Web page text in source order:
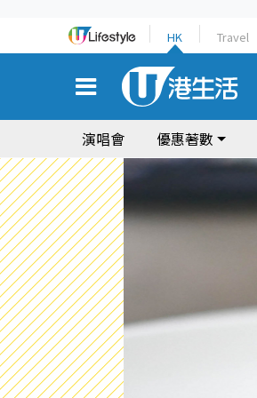
HK Travel
演唱會 優惠著數